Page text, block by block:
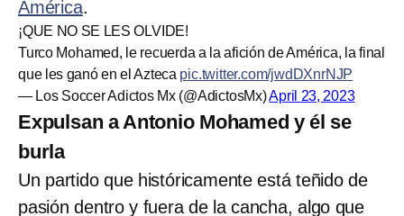
América.
¡QUE NO SE LES OLVIDE!
Turco Mohamed, le recuerda a la afición de América, la final
que les ganó en el Azteca pic.twitter.com/jwdDXnrNJP
— Los Soccer Adictos Mx (@AdictosMx)April 23, 2023
Expulsan a Antonio Mohamed y él se
burla
Un partido que históricamente está teñido de
pasión dentro y fuera de la cancha, algo que